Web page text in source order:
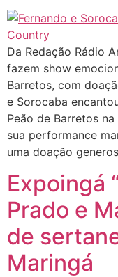
Da Redação Rádio
fazem show
Barretos, com
e Sorocaba
Peão de Barretos
sua performance
uma doação
Expoingá
Prado e
de
Maringá